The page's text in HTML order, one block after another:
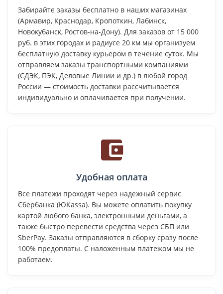
Забирайте заказы бесплатно в наших магазинах
(Армавир, Краснодар, Кропоткин, Лабинск,
Новокубанск, Ростов-на-Дону). Для заказов от 15 000
руб. в этих городах и радиусе 20 км мы организуем
бесплатную доставку курьером в течение суток. Мы
отправляем заказы транспортными компаниями
(СДЭК, ПЭК, Деловые Линии и др.) в любой город
России — стоимость доставки рассчитывается
индивидуально и оплачивается при получении.
Удобная оплата
Все платежи проходят через надежный сервис
Сбербанка (ЮKassa). Вы можете оплатить покупку
картой любого банка, электронными деньгами, а
также быстро перевести средства через СБП или
SberPay. Заказы отправляются в сборку сразу после
100% предоплаты. С наложенным платежом мы не
работаем.